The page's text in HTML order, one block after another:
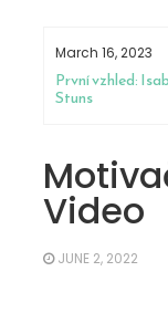
March 16, 2023
První vzhled:
Stuns
Video
JUNE 2, 2022